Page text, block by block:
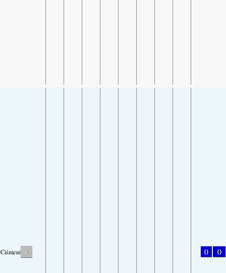
Ciśnienie - 0 0